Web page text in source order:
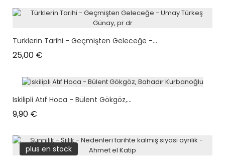
Türklerin Tarihi - Geçmişten Geleceğe -...
25,00 €
Iskilipli Atıf Hoca - Bülent Gökgöz,...
9,90 €
plus en stock